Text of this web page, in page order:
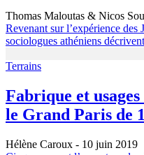
Thomas Maloutas & Nicos
Revenant sur l’expérience
sociologues athéniens
Terrains
Fabrique et usages
le Grand Paris de
Hélène Caroux - 10 juin 2019